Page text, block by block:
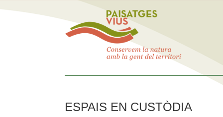
ESPAIS EN CUSTÒDIA